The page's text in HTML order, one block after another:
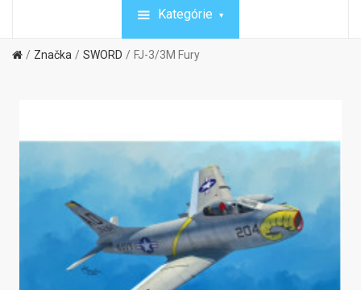
Kategórie
Značka SWORD FJ-3/3M Fury